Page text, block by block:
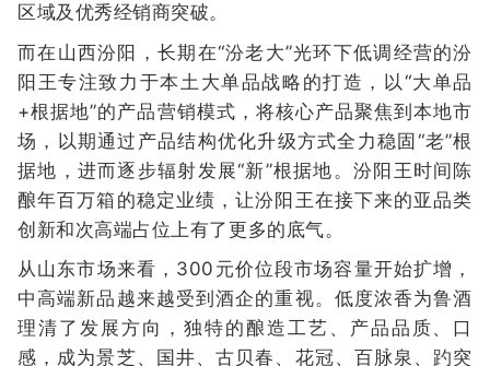
区域及优秀经销商突破。
而在山西汾阳，长期在“汾老大”光环下低调经营的汾
阳王专注致力于本土大单品战略的打造，以“大单品
+根据地”的产品营销模式，将核心产品聚焦到本地市
场，以期通过产品结构优化升级方式全力稳固“老”根
据地，进而逐步辐射发展“新”根据地。汾阳王时间陈
酿年百万箱的稳定业绩，让汾阳王在接下来的亚品类
创新和次高端占位上有了更多的底气。
从山东市场来看，300元价位段市场容量开始扩增，
中高端新品越来越受到酒企的重视。低度浓香为鲁酒
理清了发展方向，独特的酿造工艺、产品品质、口
感，成为景芝、国井、古贝春、花冠、百脉泉、趵突